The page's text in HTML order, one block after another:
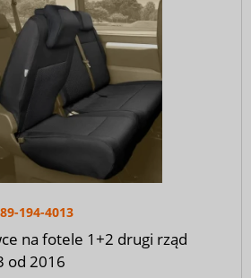
194-4013
na fotele 1+2 drugi rząd
od 2016